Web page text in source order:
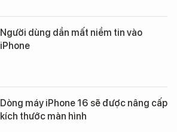
Người dùng dần mất niềm tin vào
iPhone
Dòng máy iPhone 16 sẽ được nâng cấp
kích thước màn hình